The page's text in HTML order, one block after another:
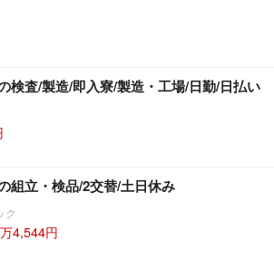
検査/製造/即入寮/製造・工場/日勤/日払い
組立・検品/2交替/土日休み
ク
4,544円